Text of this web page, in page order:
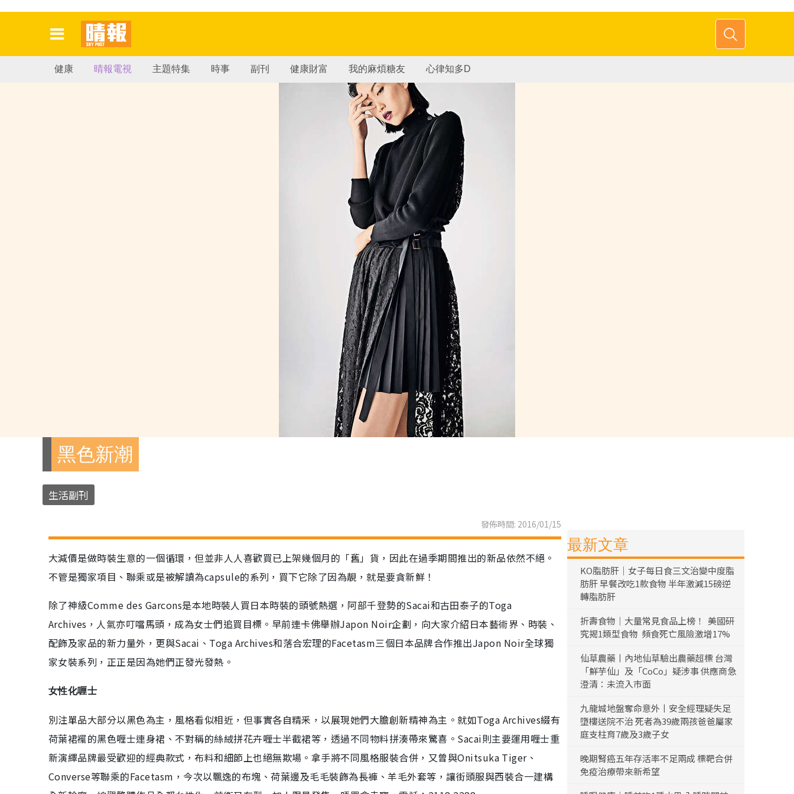
健康 晴報電視 主題特集 時事 副刊 健康財富 我的麻煩糖友 心律知多D
黑色新潮
生活副刊
發佈時間: 2016/01/15
大減價是做時裝生意的一個循環，但並非人人喜歡買已上架幾個月的「舊」貨，因此在過季期間推出的新品依然不絕。
不管是獨家項目、聯乘或是被解讀為capsule的系列，買下它除了因為靚，就是要貪新鮮！
除了神級Comme des Garcons是本地時裝人買日本時裝的頭號熱選，阿部千登勢的Sacai和古田泰子的Toga
Archives，人氣亦叮噹馬頭，成為女士們追買目標。早前連卡佛舉辦Japon Noir企劃，向大家介紹日本藝術界、時裝、
配飾及家品的新力量外，更與Sacai、Toga Archives和落合宏理的Facetasm三個日本品牌合作推出Japon Noir全球獨
家女裝系列，正正是因為她們正發光發熱。
女性化喱士
別注單品大部分以黑色為主，風格看似相近，但事實各自精釆，以展現她們大膽創新精神為主。就如Toga Archives綴有
荷葉裙襬的黑色喱士連身裙、不對稱的絲絨拼花卉喱士半截裙等，透過不同物料拼湊帶來驚喜。Sacai則主要運用喱士重
新演繹品牌最受歡迎的經典款式，布料和細節上也絕無欺場。拿手將不同風格服裝合併，又曾與Onitsuka Tiger、
Converse等聯乘的Facetasm，今次以飄逸的布塊、荷葉邊及毛毛裝飾為長褲、羊毛外套等，讓街頭服與西裝合一建構
最新文章
KO脂肪肝｜女子每日食三文治變中度脂
肪肝 早餐改吃1款食物 半年激減15磅逆
轉脂肪肝
折壽食物｜大量常見食品上榜！ 美國研
究揭1類型食物 頻食死亡風險激增17%
仙草農藥丨內地仙草驗出農藥超標 台灣
「鮮芋仙」及「CoCo」疑涉事 供應商急
澄清：未流入市面
九龍城地盤奪命意外丨安全經理疑失足
墮樓送院不治 死者為39歲兩孩爸爸屬家
庭支柱育7歲及3歲子女
晚期腎癌五年存活率不足兩成 標靶合併
免疫治療帶來新希望